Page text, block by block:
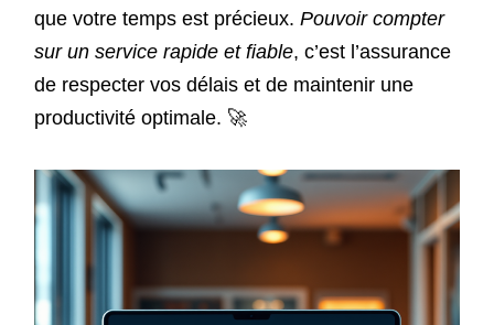
que votre temps est précieux. Pouvoir compter
sur un service rapide et fiable, c’est l’assurance
de respecter vos délais et de maintenir une
productivité optimale. 🚀